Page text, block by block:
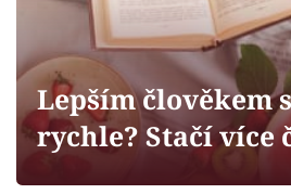
Sledujte prima+
Filmový festival
Lepším člověkem
rychle? Stačí více